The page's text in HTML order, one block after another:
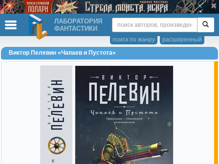
ЛАБОРАТОРИЯ
ФАНТАСТИКИ
расширенный
поиск по жанру
Виктор Пелевин «Чапаев и Пустота»